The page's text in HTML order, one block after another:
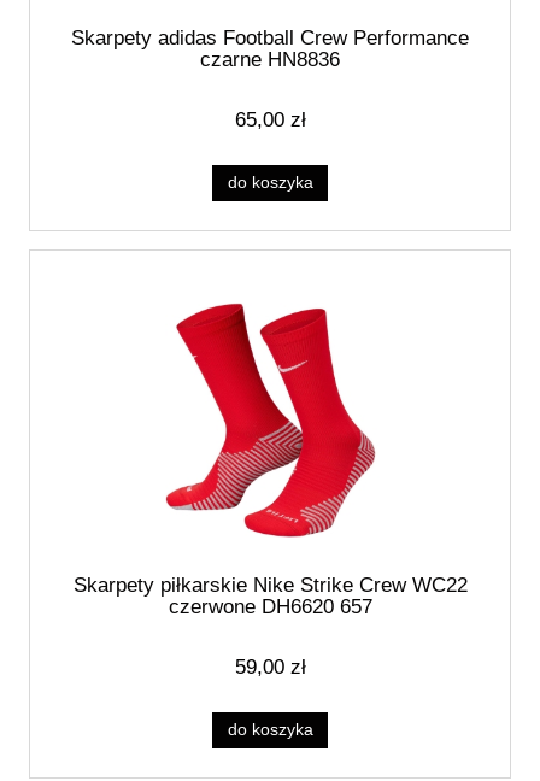
Skarpety adidas Football Crew Performance
czarne HN8836
65,00 zł
do koszyka
Skarpety piłkarskie Nike Strike Crew WC22
czerwone DH6620 657
59,00 zł
do koszyka